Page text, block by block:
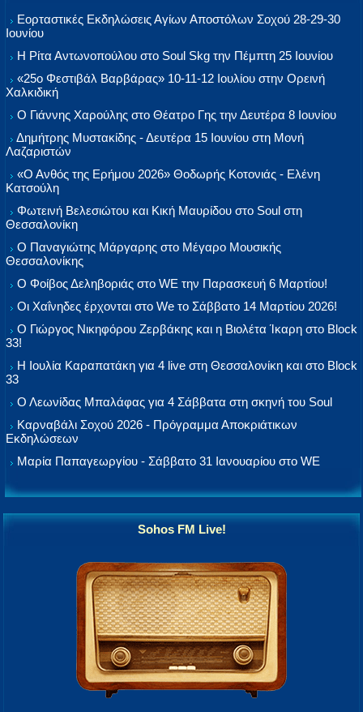
Εορταστικές Εκδηλώσεις Αγίων Αποστόλων Σοχού 28-29-30
Ιουνίου
Η Ρίτα Αντωνοπούλου στο Soul Skg την Πέμπτη 25 Ιουνίου
«25ο Φεστιβάλ Βαρβάρας» 10-11-12 Ιουλίου στην Ορεινή
Χαλκιδική
Ο Γιάννης Χαρούλης στο Θέατρο Γης την Δευτέρα 8 Ιουνίου
Δημήτρης Μυστακίδης - Δευτέρα 15 Ιουνίου στη Μονή
Λαζαριστών
«Ο Ανθός της Ερήμου 2026» Θοδωρής Κοτονιάς - Ελένη
Κατσούλη
Φωτεινή Βελεσιώτου και Κική Μαυρίδου στο Soul στη
Θεσσαλονίκη
Ο Παναγιώτης Μάργαρης στο Μέγαρο Μουσικής
Θεσσαλονίκης
Ο Φοίβος Δεληβοριάς στο WE την Παρασκευή 6 Μαρτίου!
Οι Χαΐνηδες έρχονται στο We το Σάββατο 14 Μαρτίου 2026!
Ο Γιώργος Νικηφόρου Ζερβάκης και η Βιολέτα Ίκαρη στο Block
33!
Η Ιουλία Καραπατάκη για 4 live στη Θεσσαλονίκη και στο Block
33
Ο Λεωνίδας Μπαλάφας για 4 Σάββατα στη σκηνή του Soul
Καρναβάλι Σοχού 2026 - Πρόγραμμα Αποκριάτικων
Εκδηλώσεων
Μαρία Παπαγεωργίου - Σάββατο 31 Ιανουαρίου στο WE
Sohos FM Live!